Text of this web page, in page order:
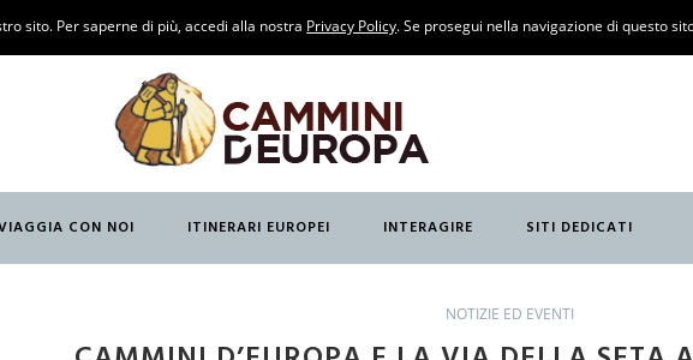
CON NOI ITINERARI EUROPEI INTERAGIRE SITI DEDICATI
NOTIZIE ED EVENTI
sito. Per saperne di più, accedi alla nostra Privacy Policy. Se prosegui nella navigazione di questo